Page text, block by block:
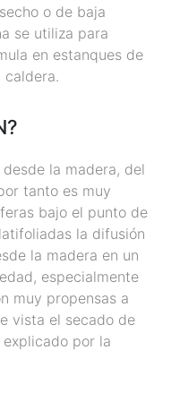
o de baja
se utiliza para
en estanques de
caldera.
la madera, del
tanto es muy
bajo el punto de
la difusión
la madera en un
especialmente
muy propensas a
vista el secado de
por la